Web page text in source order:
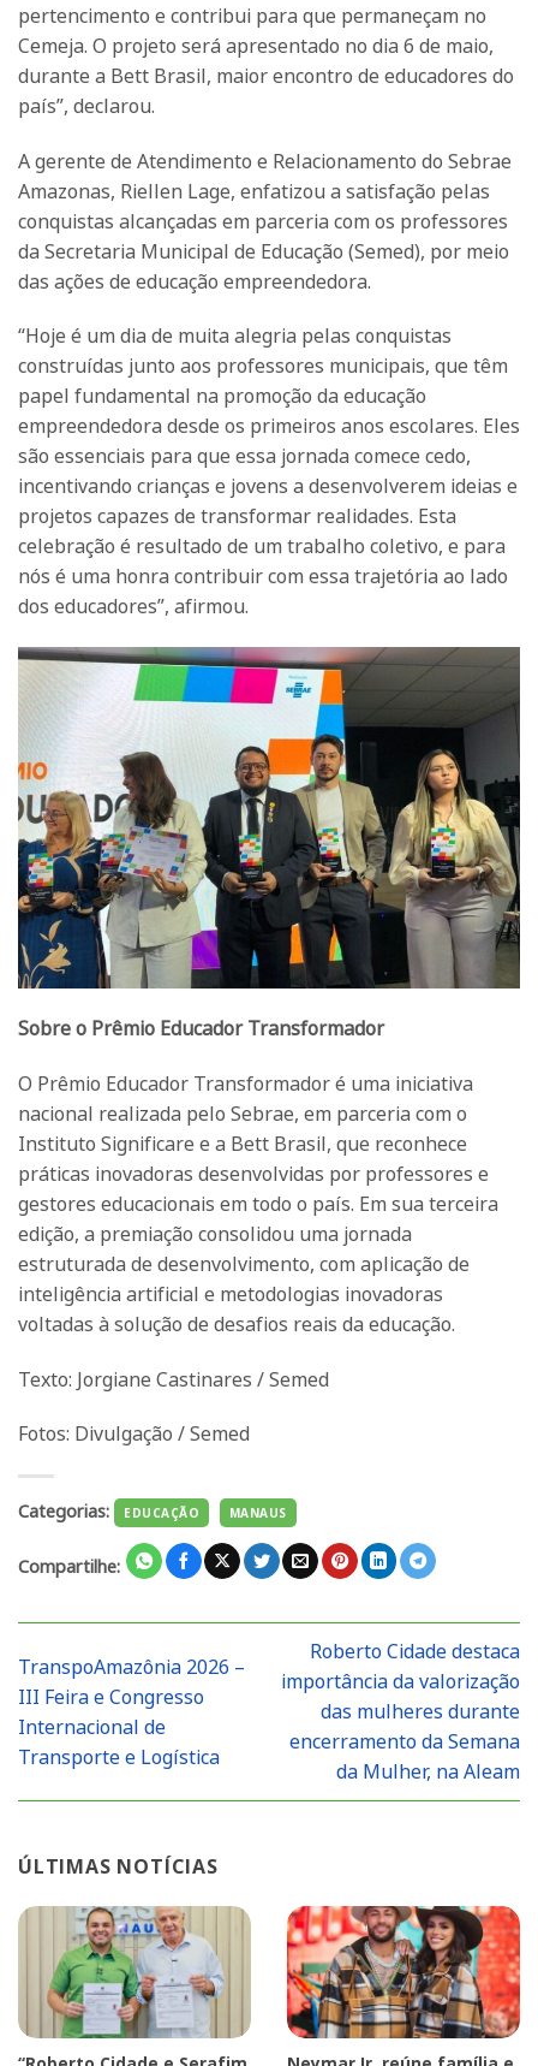
pertencimento e contribui para que permaneçam no
Cemeja. O projeto será apresentado no dia 6 de maio,
durante a Bett Brasil, maior encontro de educadores do
país”, declarou.
A gerente de Atendimento e Relacionamento do Sebrae
Amazonas, Riellen Lage, enfatizou a satisfação pelas
conquistas alcançadas em parceria com os professores
da Secretaria Municipal de Educação (Semed), por meio
das ações de educação empreendedora.
“Hoje é um dia de muita alegria pelas conquistas
construídas junto aos professores municipais, que têm
papel fundamental na promoção da educação
empreendedora desde os primeiros anos escolares. Eles
são essenciais para que essa jornada comece cedo,
incentivando crianças e jovens a desenvolverem ideias e
projetos capazes de transformar realidades. Esta
celebração é resultado de um trabalho coletivo, e para
nós é uma honra contribuir com essa trajetória ao lado
dos educadores”, afirmou.
Sobre o Prêmio Educador Transformador
O Prêmio Educador Transformador é uma iniciativa
nacional realizada pelo Sebrae, em parceria com o
Instituto Significare e a Bett Brasil, que reconhece
práticas inovadoras desenvolvidas por professores e
gestores educacionais em todo o país. Em sua terceira
edição, a premiação consolidou uma jornada
estruturada de desenvolvimento, com aplicação de
inteligência artificial e metodologias inovadoras
voltadas à solução de desafios reais da educação.
Texto: Jorgiane Castinares / Semed
Fotos: Divulgação / Semed
Categorias: EDUCAÇÃO MANAUS
Compartilhe:
TranspoAmazônia 2026 –
III Feira e Congresso
Internacional de
Transporte e Logística
Roberto Cidade destaca
importância da valorização
das mulheres durante
encerramento da Semana
da Mulher, na Aleam
ÚLTIMAS NOTÍCIAS